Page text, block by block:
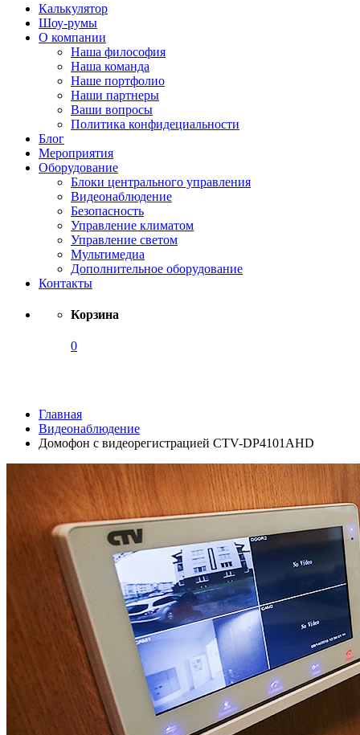
Калькулятор
Шоу-румы
О компании
Наша философия
Наша команда
Наше портфолио
Наши партнеры
Ваши вопросы
Политика конфидециальности
Блог
Мероприятия
Оборудование
Блоки центрального управления
Видеонаблюдение
Безопасность
Управление климатом
Управление светом
Мультимедиа
Дополнительное оборудование
Контакты
Корзина
0
Главная
Видеонаблюдение
Домофон с видеорегистрацией CTV-DP4101AHD